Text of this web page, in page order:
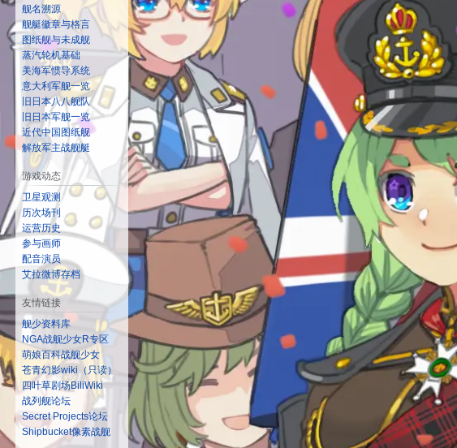
舰名溯源
舰艇徽章与格言
图纸舰与未成舰
蒸汽轮机基础
美海军惯导系统
意大利军舰一览
旧日本八八舰队
旧日本军舰一览
近代中国图纸舰
解放军主战舰艇
游戏动态
卫星观测
历次场刊
运营历史
参与画师
配音演员
艾拉微博存档
友情链接
舰少资料库
NGA战舰少女R专区
萌娘百科战舰少女
苍青幻影wiki（只读）
四叶草剧场BiliWiki
战列舰论坛
Secret Projects论坛
Shipbucket像素战舰